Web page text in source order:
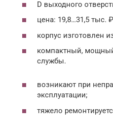
D выходного
цена: 19,8…31,5 тыс.
корпус изготовлен
компактный,
службы.
возникают при
эксплуатации;
тяжело